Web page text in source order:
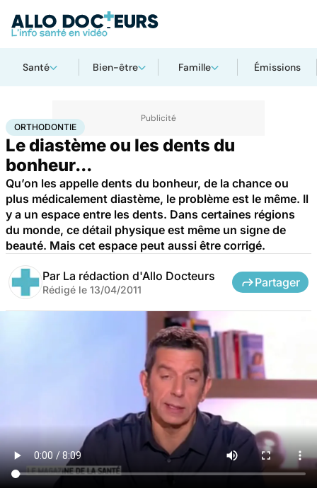
Santé Bien-être Famille Émissions
AccueilSantéMaladies Orthodontie
ORTHODONTIE
Le diastème ou les dents du
bonheur...
Qu’on les appelle dents du bonheur, de la chance ou
plus médicalement diastème, le problème est le même. Il
y a un espace entre les dents. Dans certaines régions
du monde, ce détail physique est même un signe de
beauté. Mais cet espace peut aussi être corrigé.
Par La rédaction d'Allo Docteurs
Rédigé le 13/04/2011
Partager